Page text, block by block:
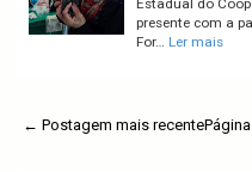
Estadual do
presente com a
For… Ler mais
← Postagem mais recente